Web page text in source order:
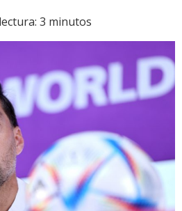
3 minutos